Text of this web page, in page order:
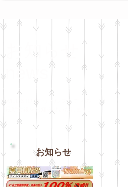
お知らせ
news
WILL STUDY ウィル スタディの
最新情報をお知らせいたします。
お知らせ